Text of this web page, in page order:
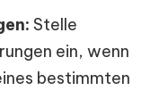
Stelle
ein, wenn
bestimmten